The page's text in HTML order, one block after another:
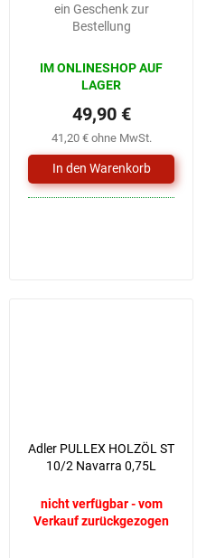
ein Geschenk zur
Bestellung
IM ONLINESHOP AUF
LAGER
41,20 € ohne MwSt.
49,90 €
Adler PULLEX HOLZÖL ST
10/2 Navarra 0,75L
nicht verfügbar - vom
Verkauf zurückgezogen